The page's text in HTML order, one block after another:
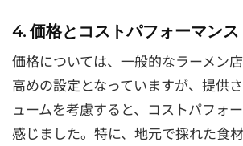
4. 価格とコストパフォーマンス
価格については、一般的なラーメン
高めの設定となっていますが、提供
ュームを考慮すると、コストパフォ
感じました。特に、地元で採れた食